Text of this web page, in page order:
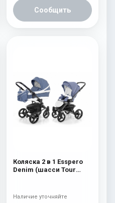
Сообщить
Коляска 2 в 1 Esspero
Denim (шасси Tour
Наличие уточняйте